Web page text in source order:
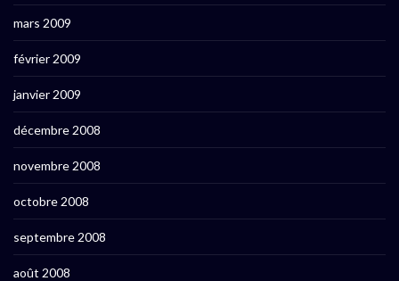
mars 2009
février 2009
janvier 2009
décembre 2008
novembre 2008
octobre 2008
septembre 2008
août 2008